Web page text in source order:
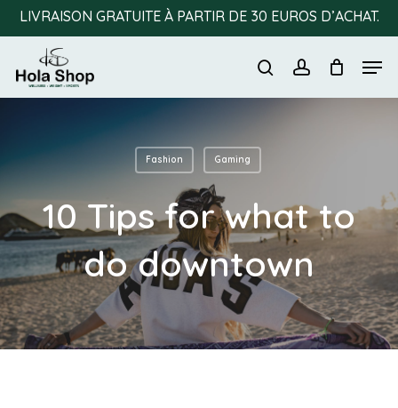
Skip
to
main
content
LIVRAISON GRATUITE À PARTIR DE 30 EUROS D’ACHAT.
searchaccount
Fashion Gaming
10 Tips for what to
do downtown